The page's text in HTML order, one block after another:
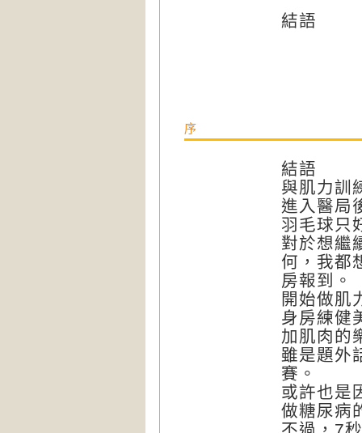
結語
序
結語
與肌力訓
進入醫局
羽毛球只
對於想繼
何，我都
房報到。
開始做肌
身房練健
加肌肉的
雖是題外
賽。
或許也是
做糖尿病